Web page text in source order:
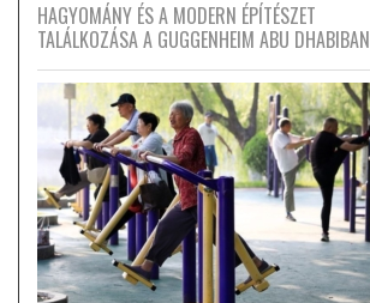
HAGYOMÁNY ÉS A MODERN ÉPÍTÉSZET
TALÁLKOZÁSA A GUGGENHEIM ABU DHABIBAN